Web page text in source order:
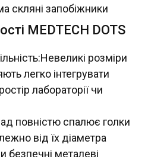
скляні запобіжники
MEDTECH DOTS
розміри
легко інтегрувати
лабораторії чи
повністю спалює голки
від їх діаметра
металеві